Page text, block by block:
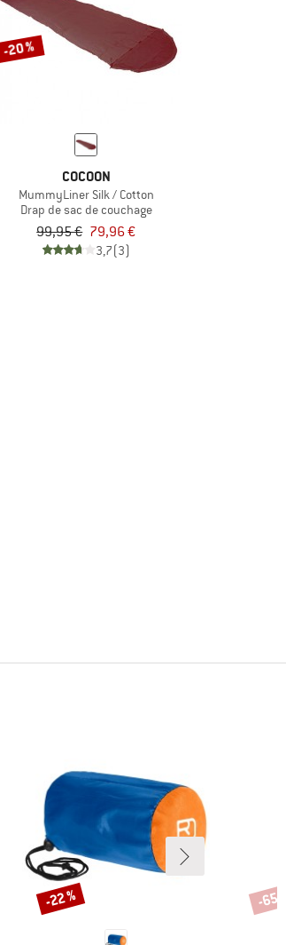
-20 %
COCOON
MummyLiner Silk / Cotton
Drap de sac de couchage
99,95 € 79,96 €
3,7(3)
Remise
-22 % -65